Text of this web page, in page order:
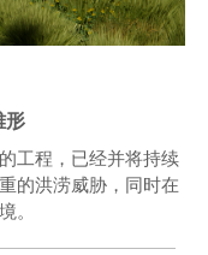
形
工程，已经并将持续
的洪涝威胁，同时在
。